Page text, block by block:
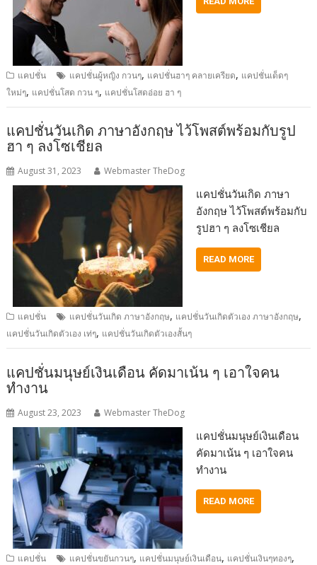
แคปชั่น แคปชั่นผู้หญิง กวนๆ, แคปชั่นฮาๆ คลายเครียด, แคปชั่นเด็ดๆ
ใหม่ๆ, แคปชั่นโสด กวน ๆ, แคปชั่นโสดอ่อย ฮา ๆ
แคปชั่นวันเกิด ภาษาอังกฤษ ไว้โพสต์พร้อมกับรูป
ฮา ๆ ลงโซเชียล
August 31, 2023 Webmaster TheDog
แคปชั่นวันเกิด ภาษา
อังกฤษ ไว้โพสต์พร้อมกับ
รูปฮา ๆ ลงโซเชียล
READ MORE
แคปชั่น แคปชั่นวันเกิด ภาษาอังกฤษ, แคปชั่นวันเกิดตัวเอง ภาษาอังกฤษ,
แคปชั่นวันเกิดตัวเอง เท่ๆ, แคปชั่นวันเกิดตัวเองสั้นๆ
แคปชั่นมนุษย์เงินเดือน คัดมาเน้น ๆ เอาใจคน
ทำงาน
August 23, 2023 Webmaster TheDog
แคปชั่นมนุษย์เงินเดือน
คัดมาเน้น ๆ เอาใจคน
ทำงาน
READ MORE
แคปชั่น แคปชั่นขยันกวนๆ, แคปชั่นมนุษย์เงินเดือน, แคปชั่นเงินๆทองๆ,